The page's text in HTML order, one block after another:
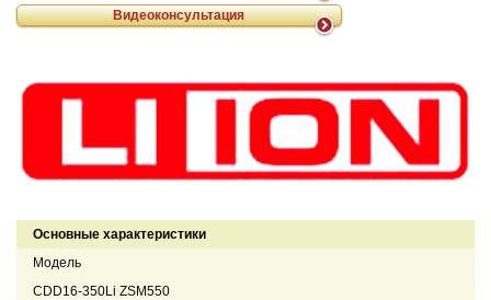
Видеоконсультация
Основные характеристики
Модель
CDD16-350Li ZSM550